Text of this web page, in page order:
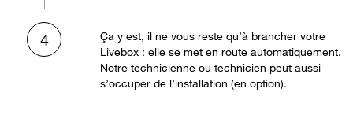
4
Ça y est, il ne vous reste qu’à brancher votre
Livebox : elle se met en route automatiquement.
Notre technicienne ou technicien peut aussi
s’occuper de l’installation (en option).